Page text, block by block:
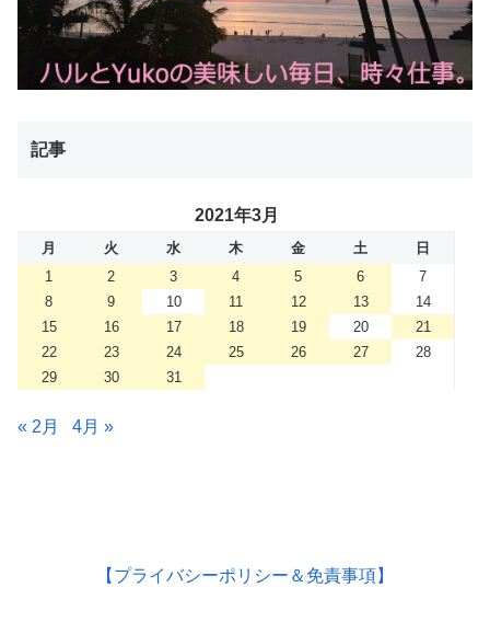
記事
2021年3月
月 火 水 木 金 土
日
1
2 3 4 5 6
7
8
9 10 11 12 13
14
15
16 17 18 19 20
21
22
23 24 25 26 27
28
29
30 31
« 2月 4月 »
【プライバシーポリシー＆免責事項】